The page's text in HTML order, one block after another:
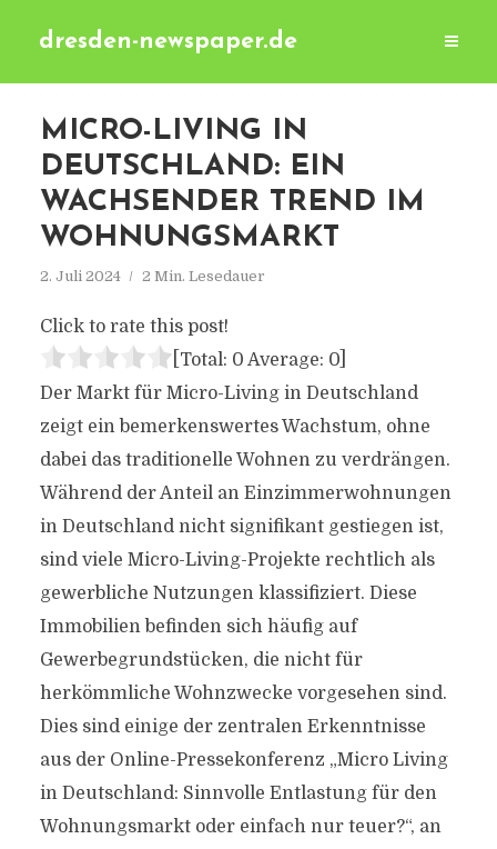
dresden-newspaper.de
MICRO-LIVING IN
DEUTSCHLAND: EIN
WACHSENDER TREND IM
WOHNUNGSMARKT
2. Juli 2024 2 Min. Lesedauer
Click to rate this post!
[Total: 0 Average: 0]
Der Markt für Micro-Living in Deutschland
zeigt ein bemerkenswertes Wachstum, ohne
dabei das traditionelle Wohnen zu verdrängen.
Während der Anteil an Einzimmerwohnungen
in Deutschland nicht signifikant gestiegen ist,
sind viele Micro-Living-Projekte rechtlich als
gewerbliche Nutzungen klassifiziert. Diese
Immobilien befinden sich häufig auf
Gewerbegrundstücken, die nicht für
herkömmliche Wohnzwecke vorgesehen sind.
Dies sind einige der zentralen Erkenntnisse
aus der Online-Pressekonferenz „Micro Living
in Deutschland: Sinnvolle Entlastung für den
Wohnungsmarkt oder einfach nur teuer?“, an